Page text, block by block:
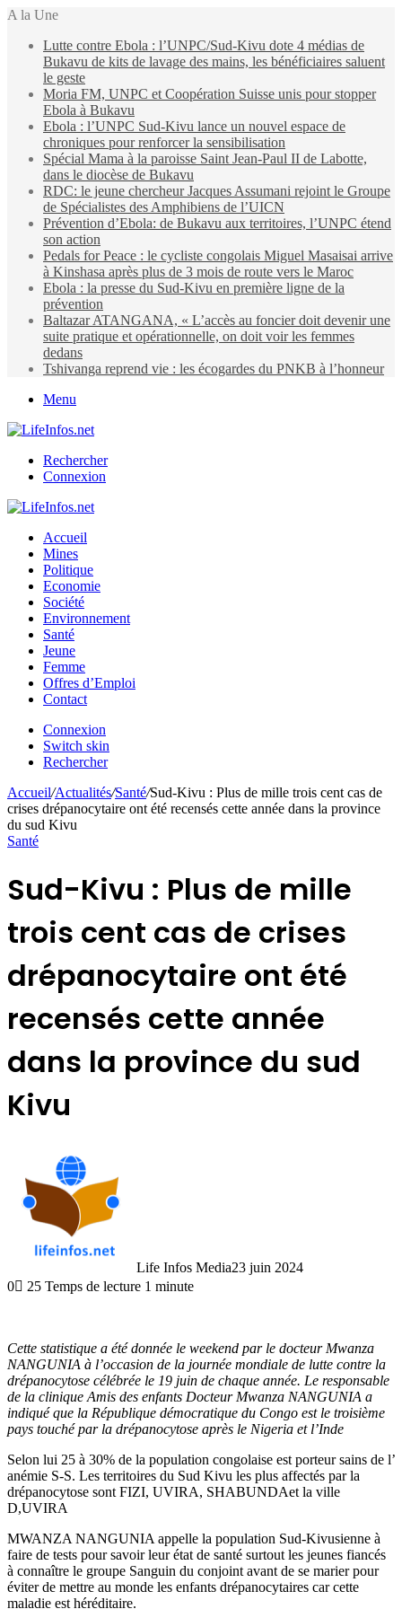
A la Une
Lutte contre Ebola : l’UNPC/Sud-Kivu dote 4 médias de
Bukavu de kits de lavage des mains, les bénéficiaires saluent
le geste
Moria FM, UNPC et Coopération Suisse unis pour stopper
Ebola à Bukavu
Ebola : l’UNPC Sud-Kivu lance un nouvel espace de
chroniques pour renforcer la sensibilisation
Spécial Mama à la paroisse Saint Jean-Paul II de Labotte,
dans le diocèse de Bukavu
RDC: le jeune chercheur Jacques Assumani rejoint le Groupe
de Spécialistes des Amphibiens de l’UICN
Prévention d’Ebola: de Bukavu aux territoires, l’UNPC étend
son action
Pedals for Peace : le cycliste congolais Miguel Masaisai arrive
à Kinshasa après plus de 3 mois de route vers le Maroc
Ebola : la presse du Sud-Kivu en première ligne de la
prévention
Baltazar ATANGANA, « L’accès au foncier doit devenir une
suite pratique et opérationnelle, on doit voir les femmes
dedans
Tshivanga reprend vie : les écogardes du PNKB à l’honneur
Menu
Rechercher
Connexion
Accueil
Mines
Politique
Economie
Société
Environnement
Santé
Jeune
Femme
Offres d’Emploi
Contact
Connexion
Switch skin
Rechercher
Accueil/Actualités/Santé/Sud-Kivu : Plus de mille trois cent cas de
crises drépanocytaire ont été recensés cette année dans la province
du sud Kivu
Santé
Sud-Kivu : Plus de mille
trois cent cas de crises
drépanocytaire ont été
recensés cette année
dans la province du sud
Kivu
Life Infos Media23 juin 2024
0
25 Temps de lecture 1 minute
Cette statistique a été donnée le weekend par le docteur Mwanza
NANGUNIA à l’occasion de la journée mondiale de lutte contre la
drépanocytose célébrée le 19 juin de chaque année. Le responsable
de la clinique Amis des enfants Docteur Mwanza NANGUNIA a
indiqué que la République démocratique du Congo est le troisième
pays touché par la drépanocytose après le Nigeria et l’Inde
Selon lui 25 à 30% de la population congolaise est porteur sains de l’
anémie S-S. Les territoires du Sud Kivu les plus affectés par la
drépanocytose sont FIZI, UVIRA, SHABUNDAet la ville
D,UVIRA
MWANZA NANGUNIA appelle la population Sud-Kivusienne à
faire de tests pour savoir leur état de santé surtout les jeunes fiancés
à connaître le groupe Sanguin du conjoint avant de se marier pour
éviter de mettre au monde les enfants drépanocytaires car cette
maladie est héréditaire.